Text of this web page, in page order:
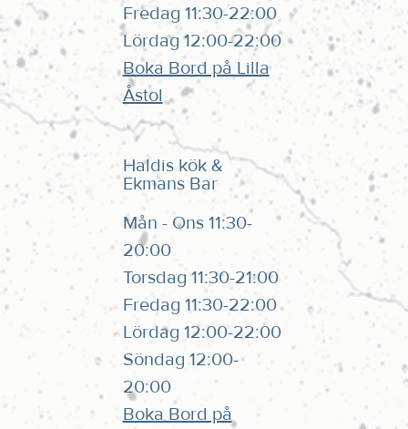
Fredag 11:30-22:00
Lördag 12:00-22:00
Boka Bord på Lilla
Åstol
Haldis kök &
Ekmans Bar
Mån - Ons 11:30-
20:00
Torsdag 11:30-21:00
Fredag 11:30-22:00
Lördag 12:00-22:00
Söndag 12:00-
20:00
Boka Bord på